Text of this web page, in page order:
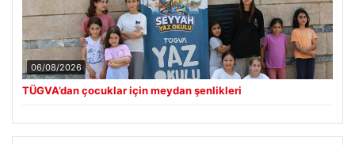
06/08/2026
TÜGVA’dan çocuklar için meydan şenlikleri